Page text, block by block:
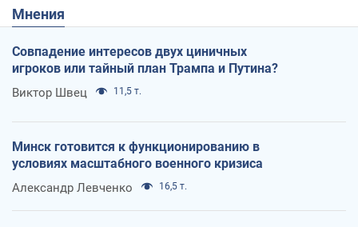
Мнения
Совпадение интересов двух циничных
игроков или тайный план Трампа и Путина?
Виктор Швец 11,5 т.
Минск готовится к функционированию в
условиях масштабного военного кризиса
Александр Левченко 16,5 т.